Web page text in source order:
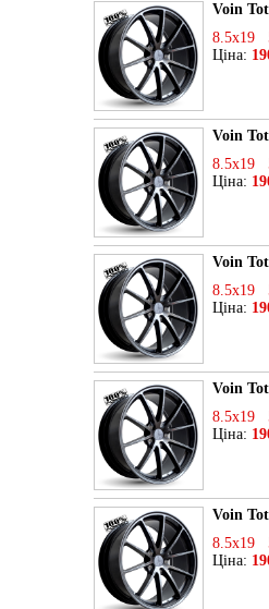
Voin
8.5x19
Ціна:
Voin
8.5x19
Ціна:
Voin
8.5x19
Ціна:
Voin
8.5x19
Ціна:
Voin
8.5x19
Ціна: